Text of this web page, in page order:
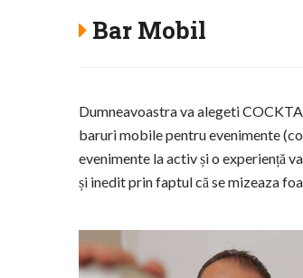
Bar Mobil
Dumneavoastra va alegeti
baruri mobile pentru evenimente
evenimente la activ și o experiență
și inedit prin faptul că se mizeaza